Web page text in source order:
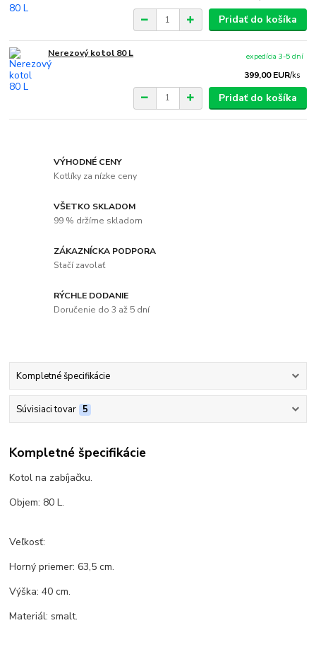
Pridať do košíka
Nerezový kotol 80 L
399,00 EUR/ks
expedícia 3-5 dní
Pridať do košíka
VÝHODNÉ CENY
Kotlíky za nízke ceny
VŠETKO SKLADOM
99 % držíme skladom
ZÁKAZNÍCKA PODPORA
Stačí zavolať
RÝCHLE DODANIE
Doručenie do 3 až 5 dní
Kompletné špecifikácie
Súvisiaci tovar 5
Kompletné špecifikácie
Kotol na zabíjačku.
Objem: 80 L.
Veľkosť:
Horný priemer: 63,5 cm.
Výška: 40 cm.
Materiál: smalt.